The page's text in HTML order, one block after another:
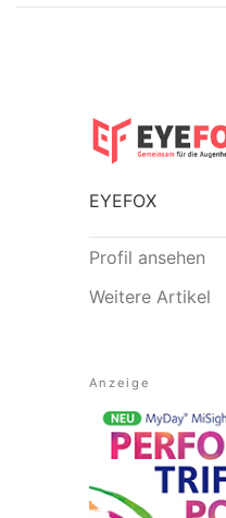
EYEFOX
Profil ansehen
Weitere Artikel